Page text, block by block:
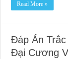
Read More »
Đáp Án
Đại Cương